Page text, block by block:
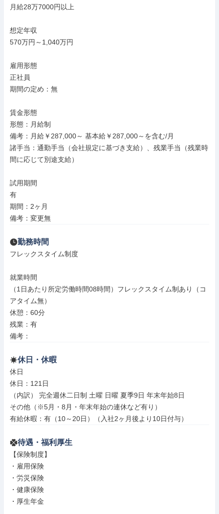
月給28万7000円以上
想定年収
570万円～1,040万円
雇用形態
正社員
期間の定め：無
賃金形態
形態：月給制
備考：月給￥287,000～ 基本給￥287,000～を含む/月
諸手当：通勤手当（会社規定に基づき支給）、残業手当（残業時
間に応じて別途支給）
試用期間
有
期間：2ヶ月
備考：変更無
勤務時間
フレックスタイム制度
就業時間
（1日あたり所定労働時間08時間）フレックスタイム制あり（コ
アタイム無）
休憩：60分
残業：有
備考：
休日・休暇
休日
休日：121日
（内訳） 完全週休二日制 土曜 日曜 夏季9日 年末年始8日
その他（※5月・8月・年末年始の連休など有り）
有給休暇：有（10～20日）（入社2ヶ月後より10日付与）
待遇・福利厚生
【保険制度】
・雇用保険
・労災保険
・健康保険
・厚生年金